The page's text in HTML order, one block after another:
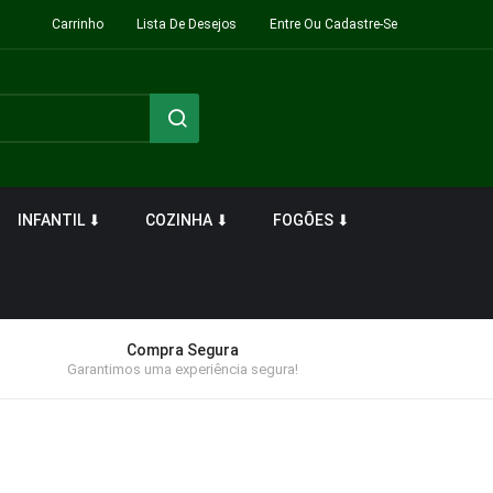
Carrinho Lista De Desejos Entre Ou Cadastre-Se
INFANTIL ⬇ COZINHA ⬇ FOGÕES ⬇
Compra Segura
Garantimos uma experiência segura!